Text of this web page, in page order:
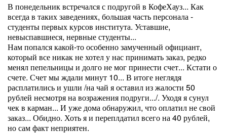
В понедельник встречался с подругой в КофеХауз... Как
всегда в таких заведениях, большая часть персонала -
студенты первых курсов института. Уставшие,
невыспавшиеся, нервные студенты...
Нам попался какой-то особенно замученный официант,
который все никак не хотел у нас принимать заказ, редко
менял пепельницы и долго не мог принести счет... Кстати о
счете. Счет мы ждали минут 10... В итоге неглядя
расплатились и ушли /на чай я оставил из жалости 50
рублей несмотря на возражения подруги.../. Уходя я сунул
чек в карман... И уже дома обнаружил, что оплатил не свой
заказ... Обидно. Хоть я и переплдатил всего на 40 рублей,
но сам факт неприятен.